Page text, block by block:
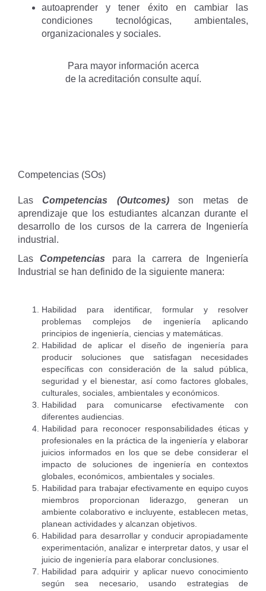
autoaprender y tener éxito en cambiar las
condiciones tecnológicas, ambientales,
organizacionales y sociales.
Para mayor información acerca
de la acreditación consulte aquí.
Competencias (SOs)
LasCompetencias (Outcomes)son metas de
aprendizaje que los estudiantes alcanzan durante el
desarrollo de los cursos de la carrera de Ingeniería
industrial.
LasCompetencias para la carrera de Ingeniería
Industrial se han definido de la siguiente manera:
Habilidad para identificar, formular y resolver
problemas complejos de ingeniería aplicando
principios de ingeniería, ciencias y matemáticas.
Habilidad de aplicar el diseño de ingeniería para
producir soluciones que satisfagan necesidades
específicas con consideración de la salud pública,
seguridad y el bienestar, así como factores globales,
culturales, sociales, ambientales y económicos.
Habilidad para comunicarse efectivamente con
diferentes audiencias.
Habilidad para reconocer responsabilidades éticas y
profesionales en la práctica de la ingeniería y elaborar
juicios informados en los que se debe considerar el
impacto de soluciones de ingeniería en contextos
globales, económicos, ambientales y sociales.
Habilidad para trabajar efectivamente en equipo cuyos
miembros proporcionan liderazgo, generan un
ambiente colaborativo e incluyente, establecen metas,
planean actividades y alcanzan objetivos.
Habilidad para desarrollar y conducir apropiadamente
experimentación, analizar e interpretar datos, y usar el
juicio de ingeniería para elaborar conclusiones.
Habilidad para adquirir y aplicar nuevo conocimiento
según sea necesario, usando estrategias de